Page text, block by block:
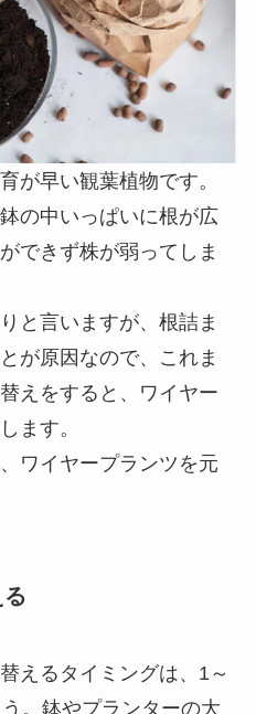
が早い観葉植物です。
の中いっぱいに根が広
できず株が弱ってしま
と言いますが、 根詰ま
が原因なので、これま
えをする と、ワイヤー
ます。
ワイヤープランツを元
えるタイミングは、1～
。鉢やプランターの大